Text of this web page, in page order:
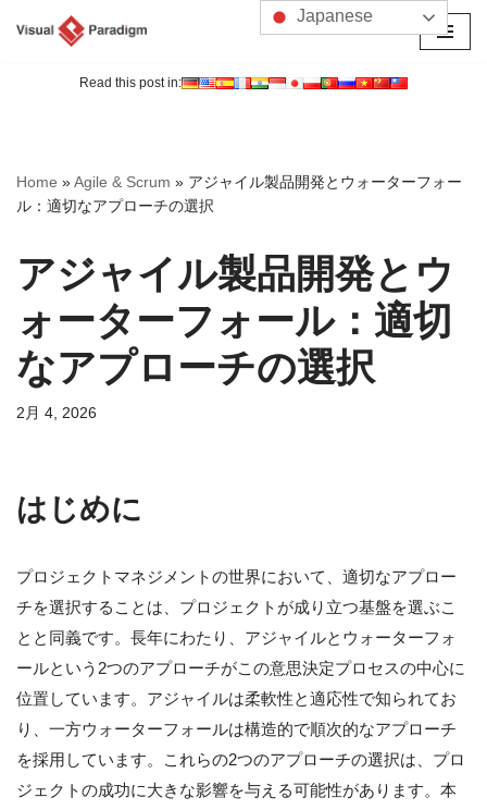
へ
ス
ッ
プ
Read this post in:
Home »Agile & Scrum » アジャイル製品開発とウォーターフォー
ル：適切なアプローチの選択
アジャイル製品開発とウ
ォーターフォール：適切
なアプローチの選択
2月 4, 2026
はじめに
プロジェクトマネジメントの世界において、適切なアプロー
チを選択することは、プロジェクトが成り立つ基盤を選ぶこ
とと同義です。長年にわたり、アジャイルとウォーターフォ
ールという2つのアプローチがこの意思決定プロセスの中心に
位置しています。アジャイルは柔軟性と適応性で知られてお
り、一方ウォーターフォールは構造的で順次的なアプローチ
を採用しています。これらの2つのアプローチの選択は、プロ
ジェクトの成功に大きな影響を与える可能性があります。本
Japanese